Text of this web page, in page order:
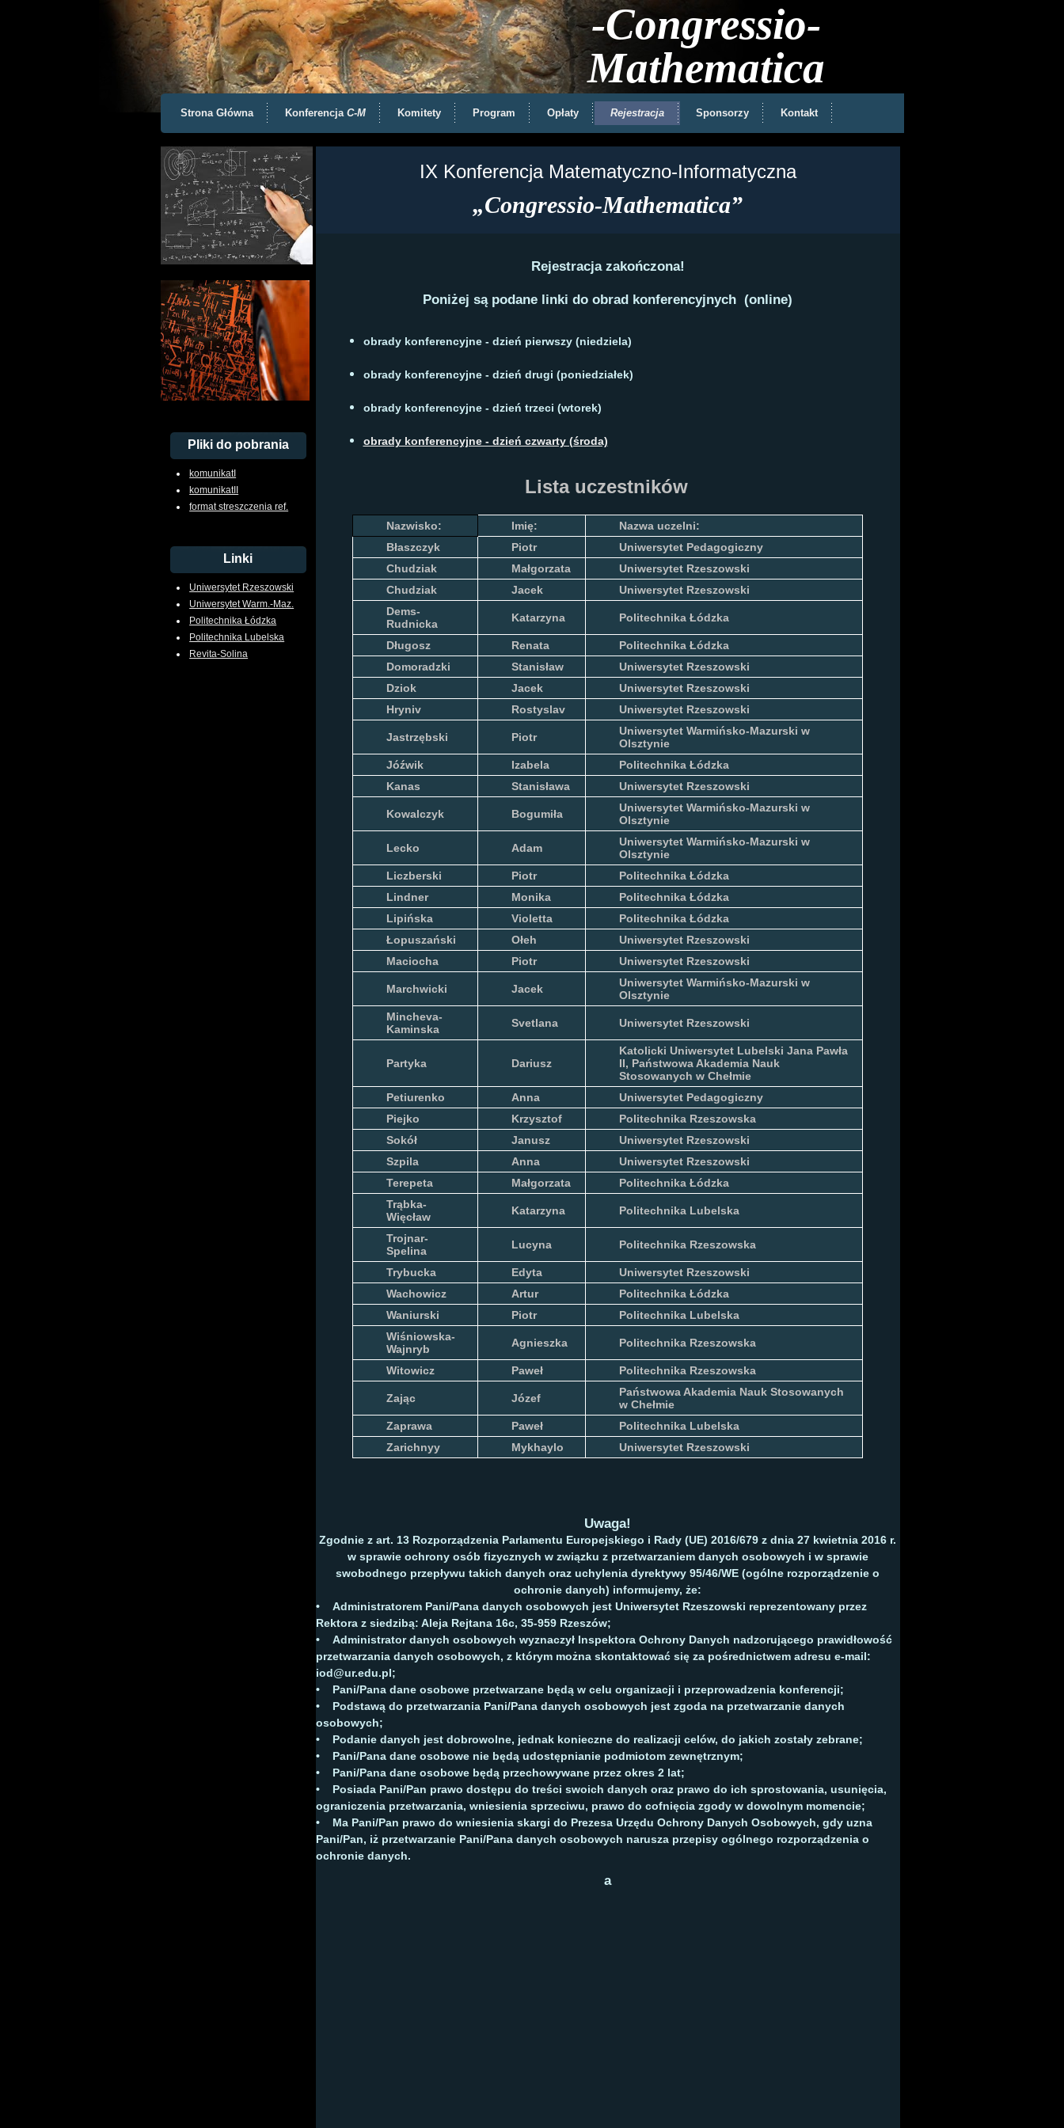
-Congressio-
Mathematica
Strona Główna Konferencja C-M Komitety Program Opłaty Rejestracja Sponsorzy Kontakt
Pliki do pobrania
komunikatI
komunikatII
format streszczenia ref.
Linki
Uniwersytet Rzeszowski
Uniwersytet Warm.-Maz.
Politechnika Łódzka
Politechnika Lubelska
Revita-Solina
IX Konferencja Matematyczno-Informatyczna
„Congressio-Mathematica”
Rejestracja zakończona!
Poniżej są podane linki do obrad konferencyjnych (online)
obrady konferencyjne - dzień pierwszy (niedziela)
obrady konferencyjne - dzień drugi (poniedziałek)
obrady konferencyjne - dzień trzeci (wtorek)
obrady konferencyjne - dzień czwarty (środa)
Lista uczestników
Nazwisko: Imię:
Nazwa uczelni:
Błaszczyk
Piotr
Uniwersytet Pedagogiczny
Chudziak
Małgorzata
Uniwersytet Rzeszowski
Chudziak
Jacek
Uniwersytet Rzeszowski
Dems-
Rudnicka
Katarzyna Politechnika Łódzka
Długosz Renata
Politechnika Łódzka
Domoradzki
Stanisław
Uniwersytet Rzeszowski
Dziok
Jacek
Uniwersytet Rzeszowski
Hryniv
Rostyslav Uniwersytet Rzeszowski
Jastrzębski Piotr
Uniwersytet Warmińsko-Mazurski w
Olsztynie
Jóźwik
Izabela
Politechnika Łódzka
Kanas
Stanisława Uniwersytet Rzeszowski
Kowalczyk Bogumiła
Uniwersytet Warmińsko-Mazurski w
Olsztynie
Lecko Adam
Uniwersytet Warmińsko-Mazurski w
Olsztynie
Liczberski
Piotr
Politechnika Łódzka
Lindner
Monika
Politechnika Łódzka
Lipińska
Violetta
Politechnika Łódzka
Łopuszański
Ołeh
Uniwersytet Rzeszowski
Maciocha
Piotr Uniwersytet Rzeszowski
Marchwicki Jacek
Uniwersytet Warmińsko-Mazurski w
Olsztynie
Mincheva-
Kaminska
Svetlana Uniwersytet Rzeszowski
Partyka Dariusz
Katolicki Uniwersytet Lubelski Jana Pawła
II, Państwowa Akademia Nauk
Stosowanych w Chełmie
Petiurenko
Anna
Uniwersytet Pedagogiczny
Piejko
Krzysztof
Politechnika Rzeszowska
Sokół
Janusz
Uniwersytet Rzeszowski
Szpila
Anna
Uniwersytet Rzeszowski
Terepeta
Małgorzata
Politechnika Łódzka
Trąbka-
Więcław
Katarzyna Politechnika Lubelska
Trojnar-
Spelina
Lucyna Politechnika Rzeszowska
Trybucka Edyta
Uniwersytet Rzeszowski
Wachowicz
Artur
Politechnika Łódzka
Waniurski
Piotr
Politechnika Lubelska
Wiśniowska-
Wajnryb
Agnieszka Politechnika Rzeszowska
Witowicz Paweł Politechnika Rzeszowska
Zając Józef
Państwowa Akademia Nauk Stosowanych
w Chełmie
Zaprawa
Paweł
Politechnika Lubelska
Zarichnyy
Mykhaylo Uniwersytet Rzeszowski
Uwaga!
Zgodnie z art. 13 Rozporządzenia Parlamentu Europejskiego i Rady (UE) 2016/679 z dnia 27 kwietnia 2016 r.
w sprawie ochrony osób fizycznych w związku z przetwarzaniem danych osobowych i w sprawie
swobodnego przepływu takich danych oraz uchylenia dyrektywy 95/46/WE (ogólne rozporządzenie o
ochronie danych) informujemy, że:
• Administratorem Pani/Pana danych osobowych jest Uniwersytet Rzeszowski reprezentowany przez
Rektora z siedzibą: Aleja Rejtana 16c, 35-959 Rzeszów;
• Administrator danych osobowych wyznaczył Inspektora Ochrony Danych nadzorującego prawidłowość
przetwarzania danych osobowych, z którym można skontaktować się za pośrednictwem adresu e-mail:
iod@ur.edu.pl;
• Pani/Pana dane osobowe przetwarzane będą w celu organizacji i przeprowadzenia konferencji;
• Podstawą do przetwarzania Pani/Pana danych osobowych jest zgoda na przetwarzanie danych
osobowych;
• Podanie danych jest dobrowolne, jednak konieczne do realizacji celów, do jakich zostały zebrane;
• Pani/Pana dane osobowe nie będą udostępnianie podmiotom zewnętrznym;
• Pani/Pana dane osobowe będą przechowywane przez okres 2 lat;
• Posiada Pani/Pan prawo dostępu do treści swoich danych oraz prawo do ich sprostowania, usunięcia,
ograniczenia przetwarzania, wniesienia sprzeciwu, prawo do cofnięcia zgody w dowolnym momencie;
• Ma Pani/Pan prawo do wniesienia skargi do Prezesa Urzędu Ochrony Danych Osobowych, gdy uzna
Pani/Pan, iż przetwarzanie Pani/Pana danych osobowych narusza przepisy ogólnego rozporządzenia o
ochronie danych.
a